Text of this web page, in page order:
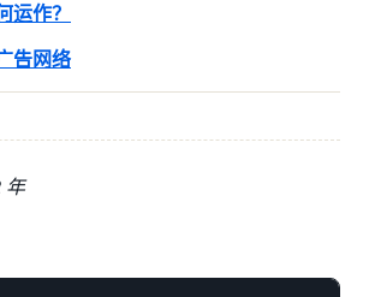
运作？
告网络
年